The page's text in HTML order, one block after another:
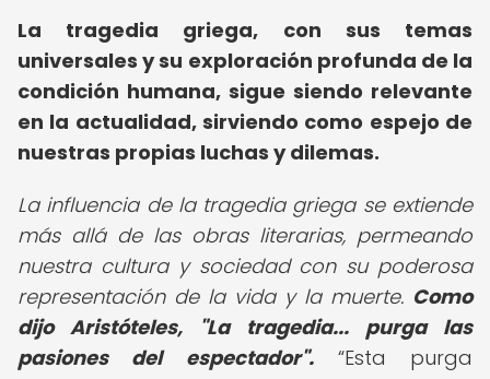
La tragedia griega, con sus temas
universales y su exploración profunda de la
condición humana, sigue siendo relevante
en la actualidad, sirviendo como espejo de
nuestras propias luchas y dilemas.
La influencia de la tragedia griega se extiende
más allá de las obras literarias, permeando
nuestra cultura y sociedad con su poderosa
representación de la vida y la muerte. Como
dijo Aristóteles, "La tragedia... purga las
pasiones del espectador".
Esta purga